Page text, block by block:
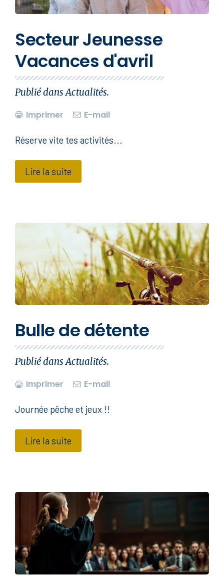
Secteur Jeunesse
Vacances d'avril
Publié dans Actualités.
Imprimer
E-mail
Réserve vite tes activités...
Lire la suite
Bulle de détente
Publié dansActualités.
Imprimer
E-mail
Journée pêche et jeux !!
Lire la suite